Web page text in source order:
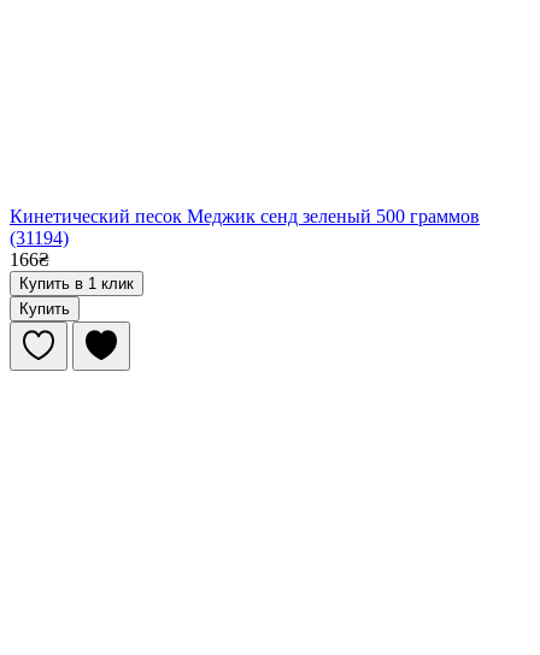
Кинетический песок Меджик сенд зеленый 500 граммов
(31194)
166₴
Купить в 1 клик
Купить